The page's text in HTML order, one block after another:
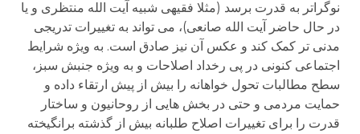
نوگراتر به قدرت برسد (مثلا فقیهی شبیه آیت الله منتظری و یا
در حال حاضر آیت الله صانعی)، می تواند به تغییرات تدریجی
مدنی تر کمک کند و عکس آن نیز صادق است. به ویژه شرایط
اجتماعی کنونی در پی رخداد اصلاحات و به ویژه جنبش سبز،
سطح مطالبات تحول خواهانه را بیش از پیش ارتقاء داده و
حمایت مردمی و حتی در بخش هایی از روحانیون و ساختار
قدرت را برای تغییرات اصلاح طلبانه بیش از گذشته برانگیخته